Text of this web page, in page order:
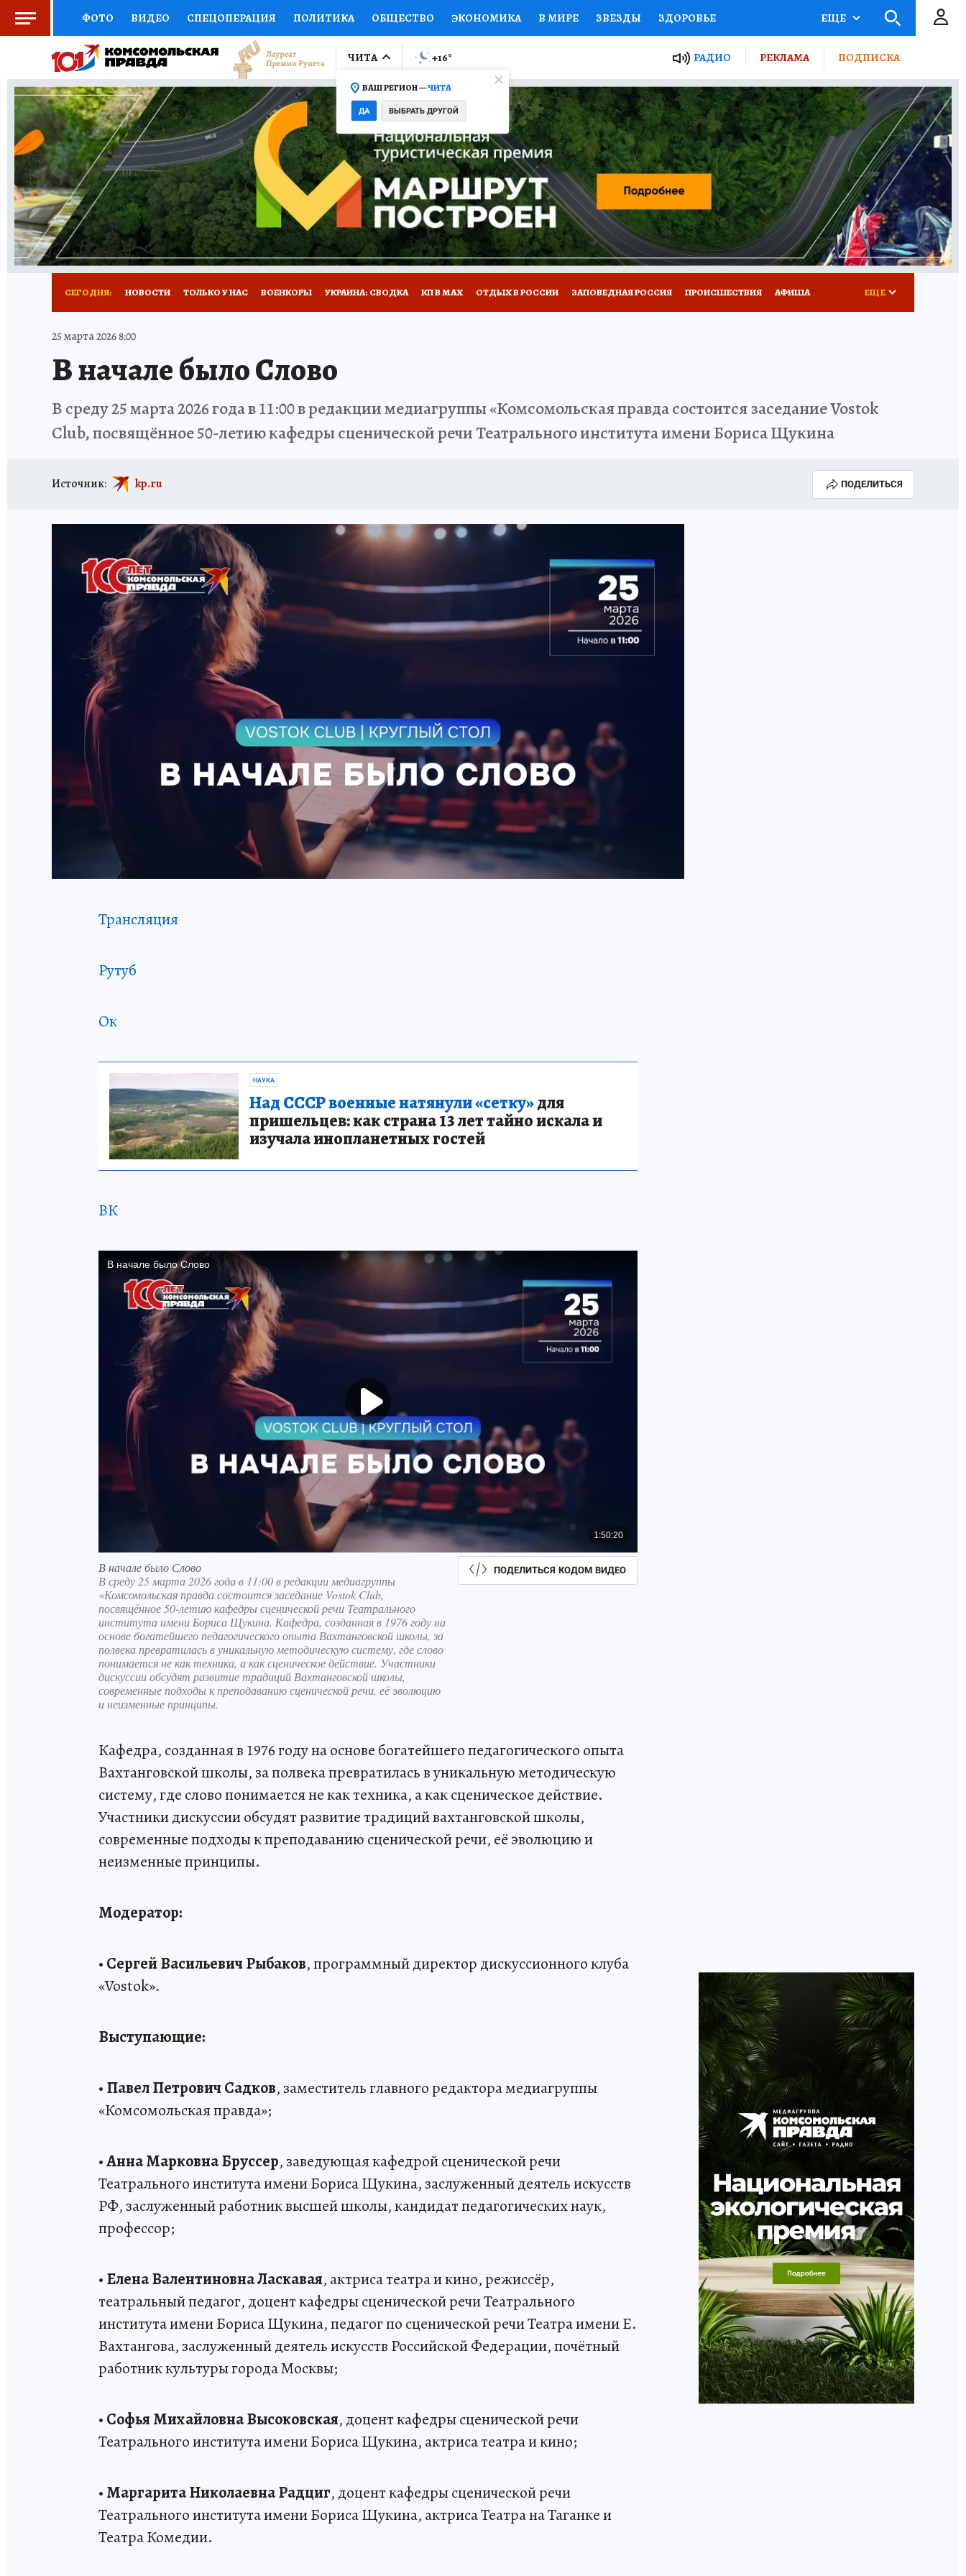
ФОТО ВИДЕО СПЕЦОПЕРАЦИЯ ПОЛИТИКА ОБЩЕСТВО ЭКОНОМИКА В МИРЕ ЗВЕЗДЫ ЗДОРОВЬЕ
СОЦПОДДЕРЖКА НАУКА СПОРТ КОЛУМНИСТЫ ПРОИСШЕСТВИЯ НАЦИОНАЛЬНЫЕ ПРОЕКТЫ РОССИИ
ВЫБОР ЭКСПЕРТОВ ДОКТОР ФИНАНСЫ ОТКРЫВАЕМ МИР СЕМЬЯ ЖЕНСКИЕ СЕКРЕТЫ ПУТЕВОДИТЕЛЬ
КНИЖНАЯ ПОЛКА ПРОГНОЗЫ НА СПОРТ ПРОМОКОДЫ СЕРИАЛЫ СПЕЦПРОЕКТЫ ДЕФИЦИТ ЖЕЛЕЗА ТУРИЗМ
ПРЕСС-ЦЕНТР НЕДВИЖИМОСТЬ ТЕЛЕВИЗОР КОЛЛЕКЦИИ КОНКУРСЫ РАБОТА У НАС ГИД ПОТРЕБИТЕЛЯ ВСЕ О КП
РАДИО КП РЕКЛАМА ТЕСТЫ НОВОЕ НА САЙТЕ
ЕЩЕ
ЧИТА
ВАШ РЕГИОН —ЧИТА
ДА ВЫБРАТЬ ДРУГОЙ
+16° РАДИО РЕКЛАМА ПОДПИСКА
СЕГОДНЯ: НОВОСТИ ТОЛЬКО У НАС ВОЕНКОРЫ УКРАИНА: СВОДКА КП В МАХ ОТДЫХ В РОССИИ ЗАПОВЕДНАЯ РОССИЯ ПРОИСШЕСТВИЯ АФИША
ИСПЫТАНО НА СЕБЕ
ЕЩЕ
25 марта 2026 8:00
В начале было Слово
В среду 25 марта 2026 года в 11:00 в редакции медиагруппы «Комсомольская правда состоится заседание Vostok
Club, посвящённое 50-летию кафедры сценической речи Театрального института имени Бориса Щукина
Источник: kp.ru ПОДЕЛИТЬСЯ
Трансляция
Рутуб
Ок
НАУКА
Над СССР военные натянули «сетку»для
пришельцев: как страна 13 лет тайно искала и
изучала инопланетных гостей
ВК
В начале было Слово
В среду 25 марта 2026 года в 11:00 в редакции медиагруппы
«Комсомольская правда состоится заседание Vostok Club,
посвящённое 50-летию кафедры сценической речи Театрального
института имени Бориса Щукина. Кафедра, созданная в 1976 году на
основе богатейшего педагогического опыта Вахтанговской школы, за
полвека превратилась в уникальную методическую систему, где слово
понимается не как техника, а как сценическое действие. Участники
дискуссии обсудят развитие традиций Вахтанговской школы,
современные подходы к преподаванию сценической речи, её эволюцию
и неизменные принципы.
ПОДЕЛИТЬСЯ КОДОМ ВИДЕО
Кафедра, созданная в 1976 году на основе богатейшего педагогического опыта
Вахтанговской школы, за полвека превратилась в уникальную методическую
систему, где слово понимается не как техника, а как сценическое действие.
Участники дискуссии обсудят развитие традиций вахтанговской школы,
современные подходы к преподаванию сценической речи, её эволюцию и
неизменные принципы.
Модератор:
• Сергей Васильевич Рыбаков, программный директор дискуссионного клуба
«Vostok».
Выступающие:
• Павел Петрович Садков, заместитель главного редактора медиагруппы
«Комсомольская правда»;
•Анна Марковна Бруссер, заведующая кафедрой сценической речи
Театрального института имени Бориса Щукина, заслуженный деятель искусств
РФ, заслуженный работник высшей школы, кандидат педагогических наук,
профессор;
• Елена Валентиновна Ласкавая, актриса театра и кино, режиссёр,
театральный педагог, доцент кафедры сценической речи Театрального
института имени Бориса Щукина, педагог по сценической речи Театра имени Е.
Вахтангова, заслуженный деятель искусств Российской Федерации, почётный
работник культуры города Москвы;
• Софья Михайловна Высоковская, доцент кафедры сценической речи
Театрального института имени Бориса Щукина, актриса театра и кино;
• Маргарита Николаевна Радциг, доцент кафедры сценической речи
Театрального института имени Бориса Щукина, актриса Театра на Таганке и
Театра Комедии.